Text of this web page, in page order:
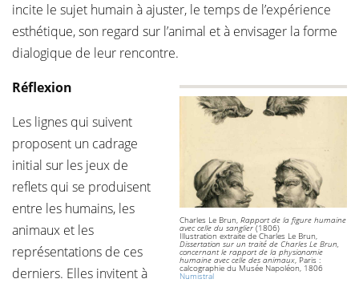
incite le sujet humain à ajuster, le temps de l’expérience
esthétique, son regard sur l’animal et à envisager la forme
dialogique de leur rencontre.
Charles Le Brun, Rapport de la figure humaine
avec celle du sanglier(1806)
Illustration extraite de Charles Le Brun,
Dissertation sur un traité de Charles Le Brun,
concernant le rapport de la physionomie
humaine avec celle des animaux, Paris :
calcographie du Musée Napoléon, 1806
Numistral
Réflexion
Les lignes qui suivent
proposent un cadrage
initial sur les jeux de
reflets qui se produisent
entre les humains, les
animaux et les
représentations de ces
derniers. Elles invitent à